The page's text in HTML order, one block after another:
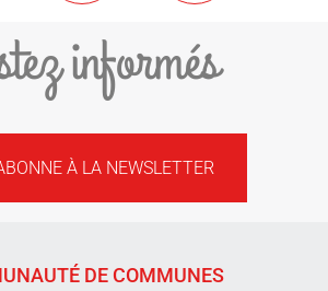
informés
À LA NEWSLETTER
DE COMMUNES